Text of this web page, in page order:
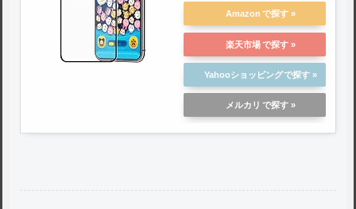
硝子製】 極薄0.3mm 9H硬
度 指紋防止 耐衝撃 5.8イン
チ
Amazon
楽天市場
Yahooショッピング
メルカリ